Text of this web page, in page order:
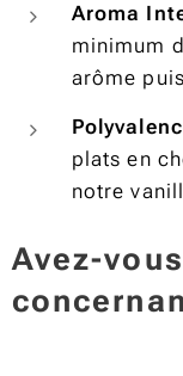
Aroma
minimum
arôme
plats en
notre
Avez-